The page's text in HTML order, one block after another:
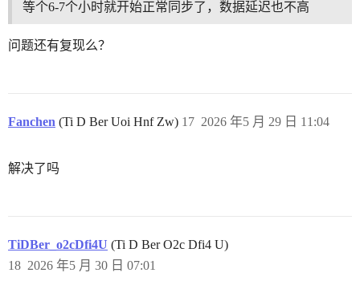
等个6-7个小时就开始正常同步了，数据延迟也不高
问题还有复现么？
Fanchen (Ti D Ber Uoi Hnf Zw) 2026 年5 月 29 日 11:04
17
解决了吗
TiDBer_o2cDfi4U (Ti D Ber O2c Dfi4 U)
2026 年5 月 30 日 07:01
18